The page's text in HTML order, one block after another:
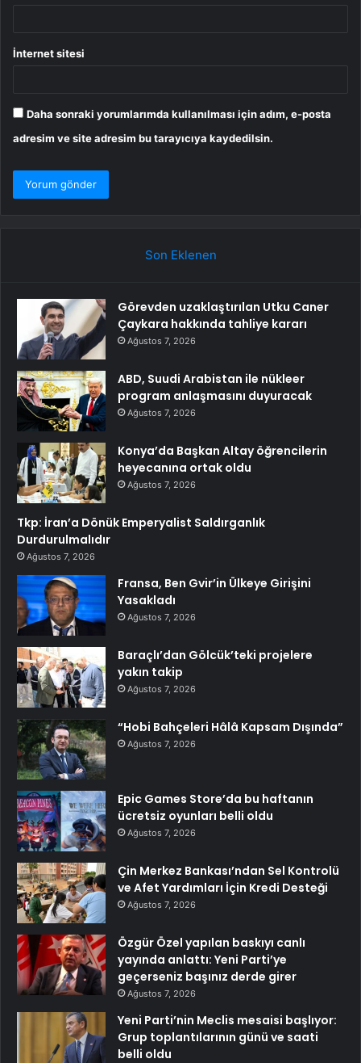
İnternet sitesi
Daha sonraki yorumlarımda kullanılması için adım, e-posta
adresim ve site adresim bu tarayıcıya kaydedilsin.
Son Eklenen
Görevden uzaklaştırılan Utku Caner
Çaykara hakkında tahliye kararı
Ağustos 7, 2026
ABD, Suudi Arabistan ile nükleer
program anlaşmasını duyuracak
Ağustos 7, 2026
Konya’da Başkan Altay öğrencilerin
heyecanına ortak oldu
Ağustos 7, 2026
Tkp: İran’a Dönük Emperyalist Saldırganlık
Durdurulmalıdır
Ağustos 7, 2026
Fransa, Ben Gvir’in Ülkeye Girişini
Yasakladı
Ağustos 7, 2026
Baraçlı’dan Gölcük’teki projelere
yakın takip
Ağustos 7, 2026
“Hobi Bahçeleri Hâlâ Kapsam Dışında”
Ağustos 7, 2026
Epic Games Store’da bu haftanın
ücretsiz oyunları belli oldu
Ağustos 7, 2026
Çin Merkez Bankası’ndan Sel Kontrolü
ve Afet Yardımları İçin Kredi Desteği
Ağustos 7, 2026
Özgür Özel yapılan baskıyı canlı
yayında anlattı: Yeni Parti’ye
geçerseniz başınız derde girer
Ağustos 7, 2026
Yeni Parti’nin Meclis mesaisi başlıyor:
Grup toplantılarının günü ve saati
belli oldu